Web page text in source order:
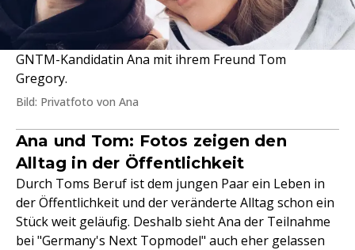
GNTM-Kandidatin Ana mit ihrem Freund Tom
Gregory.
Bild: Privatfoto von Ana
Ana und Tom: Fotos zeigen den
Alltag in der Öffentlichkeit
Durch Toms Beruf ist dem jungen Paar ein Leben in
der Öffentlichkeit und der veränderte Alltag schon ein
Stück weit geläufig. Deshalb sieht Ana der Teilnahme
bei "Germany's Next Topmodel" auch eher gelassen